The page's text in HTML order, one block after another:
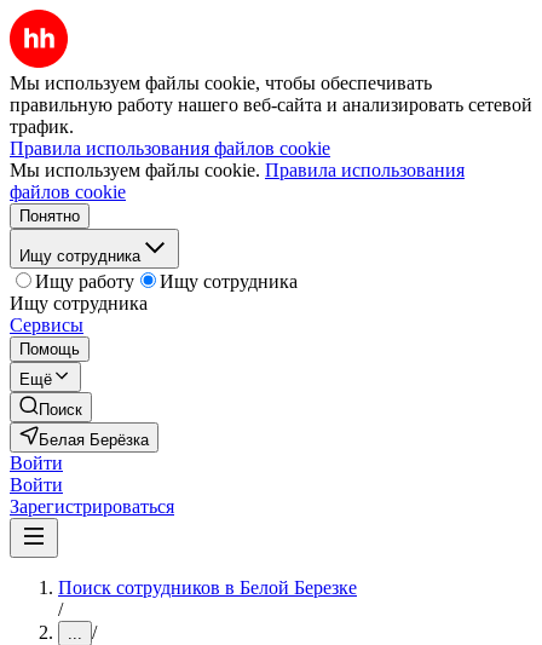
Мы используем файлы cookie, чтобы обеспечивать
правильную работу нашего веб-сайта и анализировать сетевой
трафик.
Правила использования файлов cookie
Мы используем файлы cookie. Правила использования
файлов cookie
Понятно
Ищу сотрудника
Ищу работу
Ищу сотрудника
Ищу сотрудника
Сервисы
Помощь
Ещё
Поиск
Белая Берёзка
Войти
Войти
Зарегистрироваться
Поиск сотрудников в Белой Березке
/
... /